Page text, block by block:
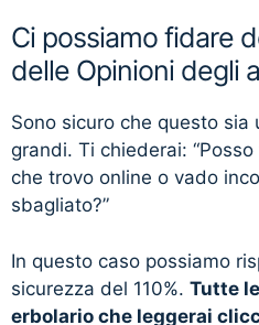
Ci possiamo fidare
delle Opinioni degli
Sono sicuro che questo
grandi. Ti chiederai:
che trovo online o vado
sbagliato?”
In questo caso possiamo
sicurezza del 110%. Tutte
erbolario che leggerai